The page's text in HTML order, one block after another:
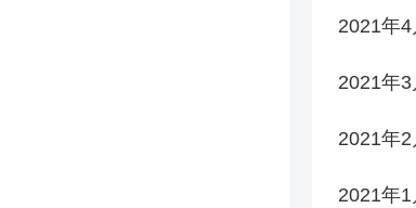
2021年4
2021年3
2021年2
2021年1